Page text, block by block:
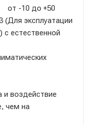
от -10 до +50
эксплуатации
естественной
и воздействие
чем на